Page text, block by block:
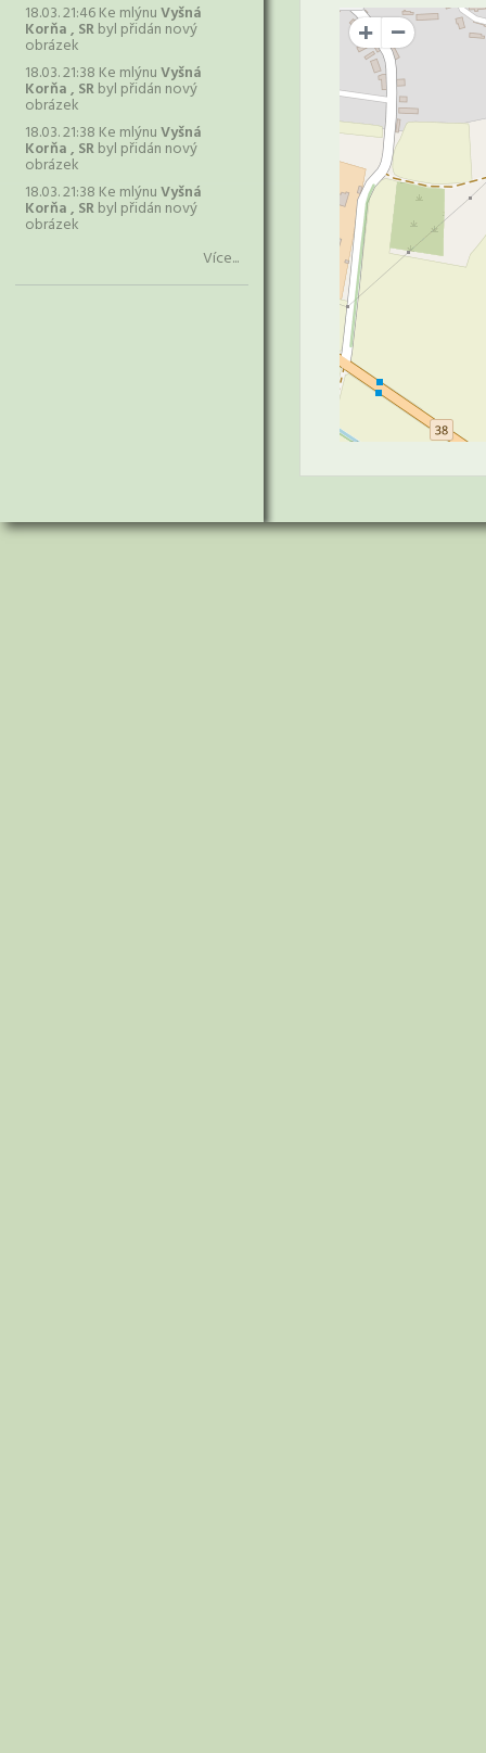
18.03. 21:46 Ke mlýnuVyšná
Korňa , SRbyl přidán nový
obrázek
18.03. 21:38 Ke mlýnuVyšná
Korňa , SRbyl přidán nový
obrázek
18.03. 21:38 Ke mlýnuVyšná
Korňa , SRbyl přidán nový
obrázek
18.03. 21:38 Ke mlýnuVyšná
Korňa , SRbyl přidán nový
obrázek
Více...
+